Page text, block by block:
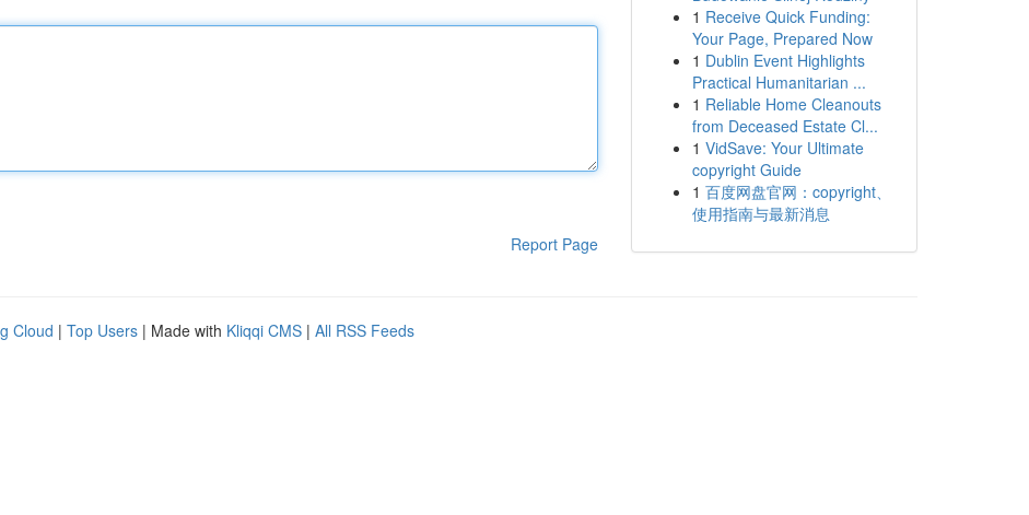
Report Page
1 Receive Quick Funding:
Your Page, Prepared Now
1 Dublin Event Highlights
Practical Humanitarian ...
1 Reliable Home Cleanouts
from Deceased Estate Cl...
1 VidSave: Your Ultimate
copyright Guide
1 百度网盘官网：copyright、
使用指南与最新消息
Cloud | Top Users | Made with Kliqqi CMS | All RSS Feeds